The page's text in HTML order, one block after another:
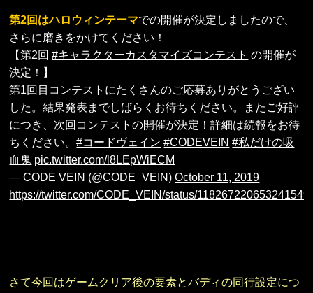
第2回はハロウィンテーマでの開催が決定しましたので、
さらに磨きをかけてください！
【第2回#キャラクターカスタマイズコンテスト の開催が
決定！】
第1回目コンテストにたくさんのご応募ありがとうござい
した。結果発表までしばらくお待ちください。またご好評
につき、次回コンテストの開催が決定！詳細は続報をお待
ちください。#コードヴェイン #CODEVEIN #私だけの吸
血鬼 pic.twitter.com/l8LEpWiECM
— CODE VEIN (@CODE_VEIN)October 11, 2019
https://twitter.com/CODE_VEIN/status/
さて今回はゲームクリア後の要素とバディの同行設定につ